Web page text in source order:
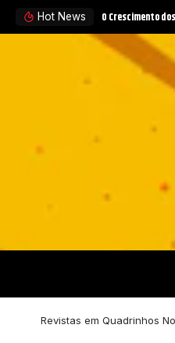
Hot News Naruto e
Revistas em Quadrinhos